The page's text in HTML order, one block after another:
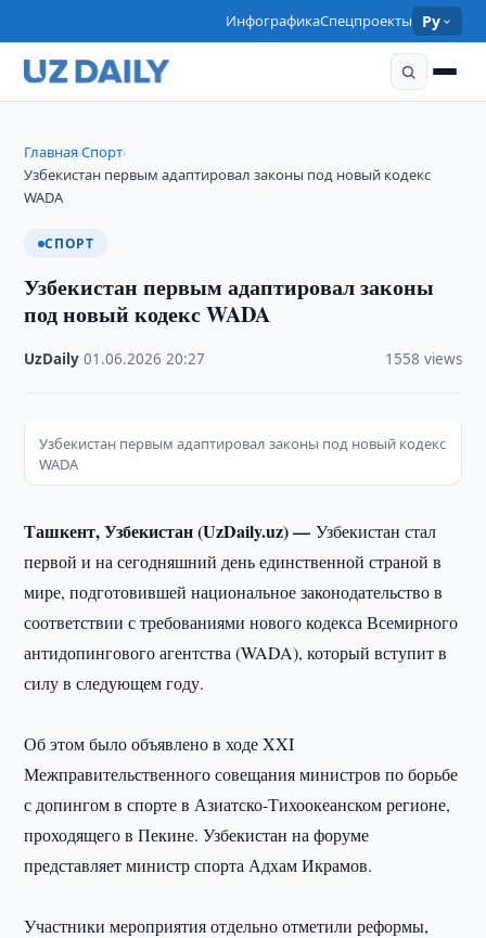
ИнфографикаСпецпроекты Ру
Главная›Спорт›
Узбекистан первым адаптировал законы под новый кодекс
WADA
СПОРТ
Узбекистан первым адаптировал законы
под новый кодекс WADA
UzDaily ·01.06.2026 ·20:27 1558 views
Узбекистан первым адаптировал законы под новый кодекс
WADA
Ташкент, Узбекистан (UzDaily.uz) —Узбекистан стал
первой и на сегодняшний день единственной страной в
мире, подготовившей национальное законодательство в
соответствии с требованиями нового кодекса Всемирного
антидопингового агентства (WADA), который вступит в
силу в следующем году.
Об этом было объявлено в ходе XXI
Межправительственного совещания министров по борьбе
с допингом в спорте в Азиатско-Тихоокеанском регионе,
проходящего в Пекине. Узбекистан на форуме
представляет министр спорта Адхам Икрамов.
Участники мероприятия отдельно отметили реформы,